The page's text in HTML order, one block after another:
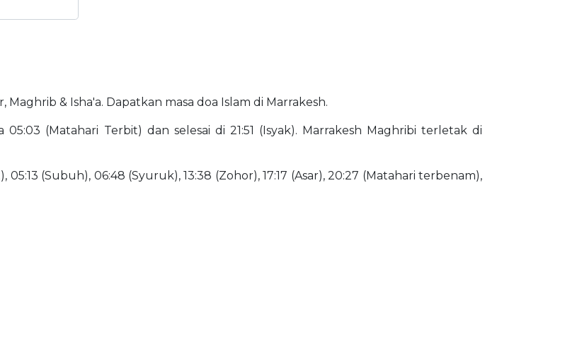
Maghrib & Isha'a. Dapatkan masa doa Islam di Marrakesh.
(Matahari Terbit) dan selesai di 21:51 (Isyak). Marrakesh Maghribi terletak di
(Subuh), 06:48 (Syuruk), 13:38 (Zohor), 17:17 (Asar), 20:27 (Matahari terbenam),